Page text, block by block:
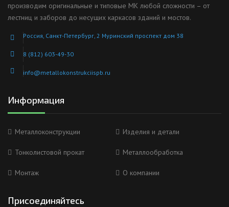
производим оригинальные и типовые МК любой сложности – от
лестниц и заборов до несущих каркасов зданий и мостов.
Россия, Санкт-Петербург, 2 Муринский проспект дом 38
8 (812) 603-49-30
info@metallokonstrukciispb.ru
Информация
Металлоконструкции Изделия и детали
Тонколистовой прокат Металлообработка
Монтаж О компании
Присоединяйтесь